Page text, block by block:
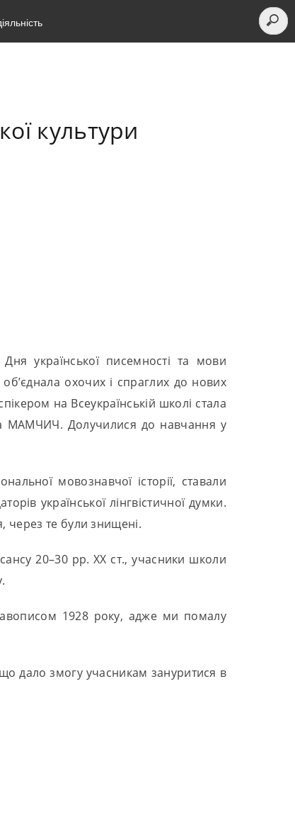
культури
української писемності та мови
охочих і спраглих до нових
на Всеукраїнській школі стала
МАМЧИЧ. Долучилися до навчання у
мовознавчої історії, ставали
української лінгвістичної думки.
через те були знищені.
20–30 рр. ХХ ст., учасники школи
1928 року, адже ми помалу
дало змогу учасникам зануритися в